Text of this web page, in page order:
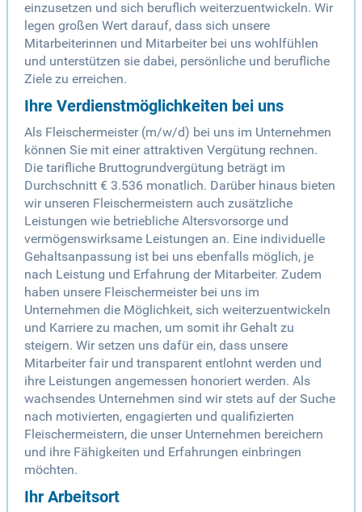
einzusetzen und sich beruflich weiterzuentwickeln. Wir
legen großen Wert darauf, dass sich unsere
Mitarbeiterinnen und Mitarbeiter bei uns wohlfühlen
und unterstützen sie dabei, persönliche und berufliche
Ziele zu erreichen.
Ihre Verdienstmöglichkeiten bei uns
Als Fleischermeister (m/w/d) bei uns im Unternehmen
können Sie mit einer attraktiven Vergütung rechnen.
Die tarifliche Bruttogrundvergütung beträgt im
Durchschnitt € 3.536 monatlich. Darüber hinaus bieten
wir unseren Fleischermeistern auch zusätzliche
Leistungen wie betriebliche Altersvorsorge und
vermögenswirksame Leistungen an. Eine individuelle
Gehaltsanpassung ist bei uns ebenfalls möglich, je
nach Leistung und Erfahrung der Mitarbeiter. Zudem
haben unsere Fleischermeister bei uns im
Unternehmen die Möglichkeit, sich weiterzuentwickeln
und Karriere zu machen, um somit ihr Gehalt zu
steigern. Wir setzen uns dafür ein, dass unsere
Mitarbeiter fair und transparent entlohnt werden und
ihre Leistungen angemessen honoriert werden. Als
wachsendes Unternehmen sind wir stets auf der Suche
nach motivierten, engagierten und qualifizierten
Fleischermeistern, die unser Unternehmen bereichern
und ihre Fähigkeiten und Erfahrungen einbringen
möchten.
Ihr Arbeitsort